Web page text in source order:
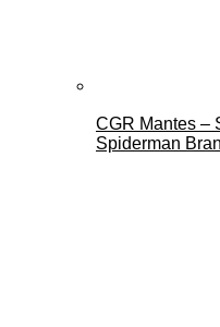
CGR Mantes –
Spiderman